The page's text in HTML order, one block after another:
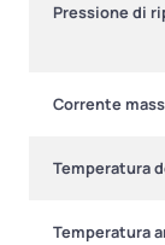
Pressione di
Corrente
Temperatura
Temperatura